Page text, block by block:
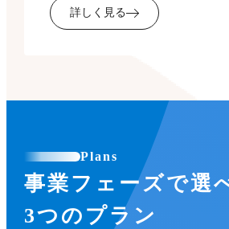
詳しく見る
Plans
事業フェーズで選
3つのプラン